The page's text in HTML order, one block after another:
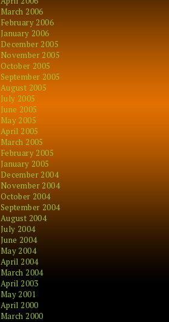
March 2006
February 2006
January 2006
December 2005
November 2005
October 2005
September 2005
August 2005
July 2005
June 2005
May 2005
April 2005
March 2005
February 2005
January 2005
December 2004
November 2004
October 2004
September 2004
August 2004
July 2004
June 2004
May 2004
April 2004
March 2004
April 2003
May 2001
April 2000
March 2000